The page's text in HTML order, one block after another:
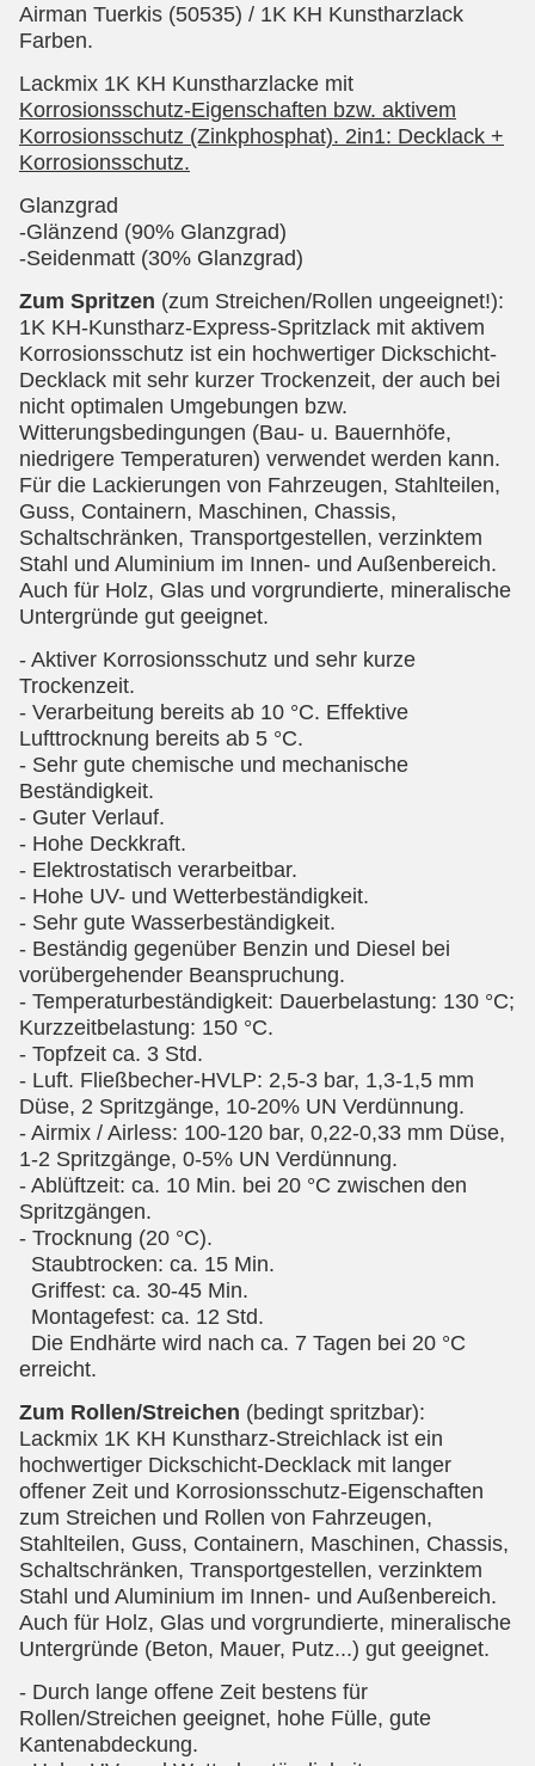
Airman Tuerkis (50535) / 1K KH Kunstharzlack
Farben.
Lackmix 1K KH Kunstharzlacke mit
Korrosionsschutz-Eigenschaften bzw. aktivem
Korrosionsschutz (Zinkphosphat). 2in1: Decklack +
Korrosionsschutz.
Glanzgrad
-Glänzend (90% Glanzgrad)
-Seidenmatt (30% Glanzgrad)
Zum Spritzen (zum Streichen/Rollen ungeeignet!):
1K KH-Kunstharz-Express-Spritzlack mit aktivem
Korrosionsschutz ist ein hochwertiger Dickschicht-
Decklack mit sehr kurzer Trockenzeit, der auch bei
nicht optimalen Umgebungen bzw.
Witterungsbedingungen (Bau- u. Bauernhöfe,
niedrigere Temperaturen) verwendet werden kann.
Für die Lackierungen von Fahrzeugen, Stahlteilen,
Guss, Containern, Maschinen, Chassis,
Schaltschränken, Transportgestellen, verzinktem
Stahl und Aluminium im Innen- und Außenbereich.
Auch für Holz, Glas und vorgrundierte, mineralische
Untergründe gut geeignet.
- Aktiver Korrosionsschutz und sehr kurze
Trockenzeit.
- Verarbeitung bereits ab 10 °C. Effektive
Lufttrocknung bereits ab 5 °C.
- Sehr gute chemische und mechanische
Beständigkeit.
- Guter Verlauf.
- Hohe Deckkraft.
- Elektrostatisch verarbeitbar.
- Hohe UV- und Wetterbeständigkeit.
- Sehr gute Wasserbeständigkeit.
- Beständig gegenüber Benzin und Diesel bei
vorübergehender Beanspruchung.
- Temperaturbeständigkeit: Dauerbelastung: 130 °C;
Kurzzeitbelastung: 150 °C.
- Topfzeit ca. 3 Std.
- Luft. Fließbecher-HVLP: 2,5-3 bar, 1,3-1,5 mm
Düse, 2 Spritzgänge, 10-20% UN Verdünnung.
- Airmix / Airless: 100-120 bar, 0,22-0,33 mm Düse,
1-2 Spritzgänge, 0-5% UN Verdünnung.
- Ablüftzeit: ca. 10 Min. bei 20 °C zwischen den
Spritzgängen.
- Trocknung (20 °C).
Staubtrocken: ca. 15 Min.
Griffest: ca. 30-45 Min.
Montagefest: ca. 12 Std.
Die Endhärte wird nach ca. 7 Tagen bei 20 °C
erreicht.
Zum Rollen/Streichen (bedingt spritzbar):
Lackmix 1K KH Kunstharz-Streichlack ist ein
hochwertiger Dickschicht-Decklack mit langer
offener Zeit und Korrosionsschutz-Eigenschaften
zum Streichen und Rollen von Fahrzeugen,
Stahlteilen, Guss, Containern, Maschinen, Chassis,
Schaltschränken, Transportgestellen, verzinktem
Stahl und Aluminium im Innen- und Außenbereich.
Auch für Holz, Glas und vorgrundierte, mineralische
Untergründe (Beton, Mauer, Putz...) gut geeignet.
- Durch lange offene Zeit bestens für
Rollen/Streichen geeignet, hohe Fülle, gute
Kantenabdeckung.